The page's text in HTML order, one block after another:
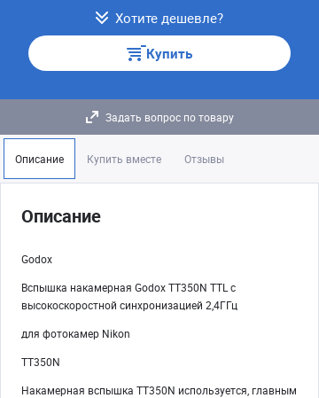
Хотите дешевле?
Купить
Задать вопрос по товару
Описание Купить вместе Отзывы
Описание
Godox
Вспышка накамерная Godox TT350N TTL c
высокоскоростной синхронизацией 2,4ГГц
для фотокамер Nikon
TT350N
Накамерная вспышка TT350N используется, главным